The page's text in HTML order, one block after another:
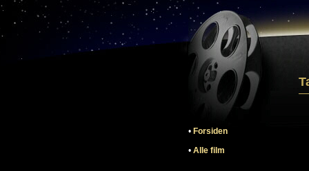
• Forsiden
• Alle film